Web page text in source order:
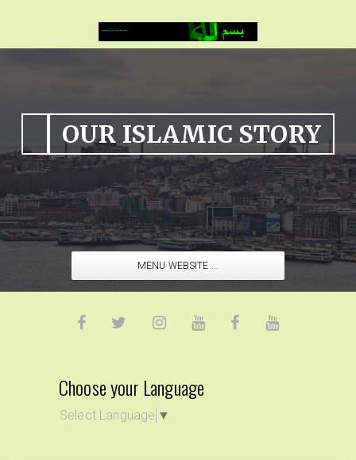
OUR ISLAMIC STORY
MENU WEBSITE ...
Choose your Language
Select Language ▼